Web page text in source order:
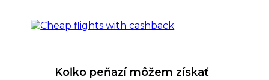
Koľko peňazí môžem získať